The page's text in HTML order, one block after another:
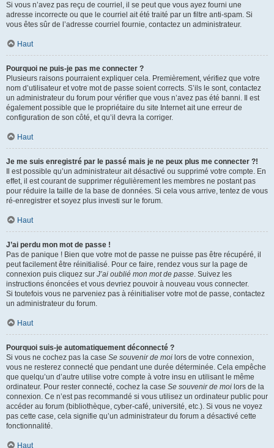
Si vous n’avez pas reçu de courriel, il se peut que vous ayez fourni une
adresse incorrecte ou que le courriel ait été traité par un filtre anti-spam. Si
vous êtes sûr de l’adresse courriel fournie, contactez un administrateur.
Haut
Pourquoi ne puis-je pas me connecter ?
Plusieurs raisons pourraient expliquer cela. Premièrement, vérifiez que votre
nom d’utilisateur et votre mot de passe soient corrects. S’ils le sont, contactez
un administrateur du forum pour vérifier que vous n’avez pas été banni. Il est
également possible que le propriétaire du site Internet ait une erreur de
configuration de son côté, et qu’il devra la corriger.
Haut
Je me suis enregistré par le passé mais je ne peux plus me connecter ?!
Il est possible qu’un administrateur ait désactivé ou supprimé votre compte. En
effet, il est courant de supprimer régulièrement les membres ne postant pas
pour réduire la taille de la base de données. Si cela vous arrive, tentez de vous
ré-enregistrer et soyez plus investi sur le forum.
Haut
J’ai perdu mon mot de passe !
Pas de panique ! Bien que votre mot de passe ne puisse pas être récupéré, il
peut facilement être réinitialisé. Pour ce faire, rendez vous sur la page de
connexion puis cliquez sur J’ai oublié mon mot de passe. Suivez les
instructions énoncées et vous devriez pouvoir à nouveau vous connecter.
Si toutefois vous ne parveniez pas à réinitialiser votre mot de passe, contactez
un administrateur du forum.
Haut
Pourquoi suis-je automatiquement déconnecté ?
Si vous ne cochez pas la case Se souvenir de moi lors de votre connexion,
vous ne resterez connecté que pendant une durée déterminée. Cela empêche
que quelqu’un d’autre utilise votre compte à votre insu en utilisant le même
ordinateur. Pour rester connecté, cochez la case Se souvenir de moi lors de la
connexion. Ce n’est pas recommandé si vous utilisez un ordinateur public pour
accéder au forum (bibliothèque, cyber-café, université, etc.). Si vous ne voyez
pas cette case, cela signifie qu’un administrateur du forum a désactivé cette
fonctionnalité.
Haut